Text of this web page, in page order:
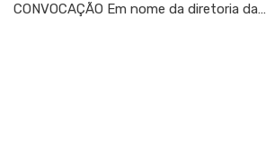
CONVOCAÇÃO Em nome da diretoria da…